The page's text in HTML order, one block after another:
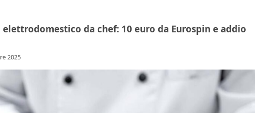
da chef: 10 euro da Eurospin e addio
2025